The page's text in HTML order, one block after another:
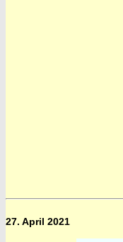
27. April 2021